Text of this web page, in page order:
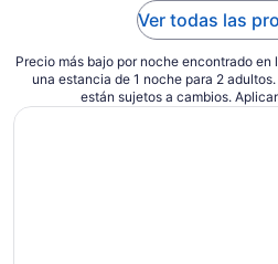
Ver todas las
Precio más bajo por noche encontrado en
una estancia de 1 noche para 2
están sujetos a cambios.